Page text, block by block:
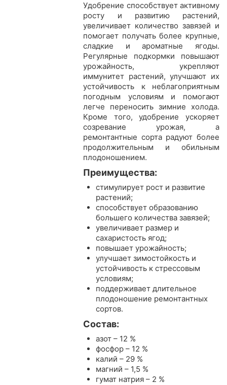
Удобрение способствует активному
росту и развитию растений,
увеличивает количество завязей и
помогает получать более крупные,
сладкие и ароматные ягоды.
Регулярные подкормки повышают
урожайность, укрепляют
иммунитет растений, улучшают их
устойчивость к неблагоприятным
погодным условиям и помогают
легче переносить зимние холода.
Кроме того, удобрение ускоряет
созревание урожая, а
ремонтантные сорта радуют более
продолжительным и обильным
плодоношением.
Преимущества:
стимулирует рост и развитие
растений;
способствует образованию
большего количества завязей;
увеличивает размер и
сахаристость ягод;
повышает урожайность;
улучшает зимостойкость и
устойчивость к стрессовым
условиям;
поддерживает длительное
плодоношение ремонтантных
сортов.
Состав:
азот – 12 %
фосфор – 12 %
калий – 29 %
магний – 1,5 %
гумат натрия – 2 %